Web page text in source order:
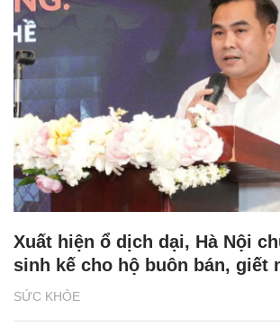
SỨC KHỎE
Xuất hiện ổ dịch dại, Hà Nội
sinh kế cho hộ buôn bán, giết